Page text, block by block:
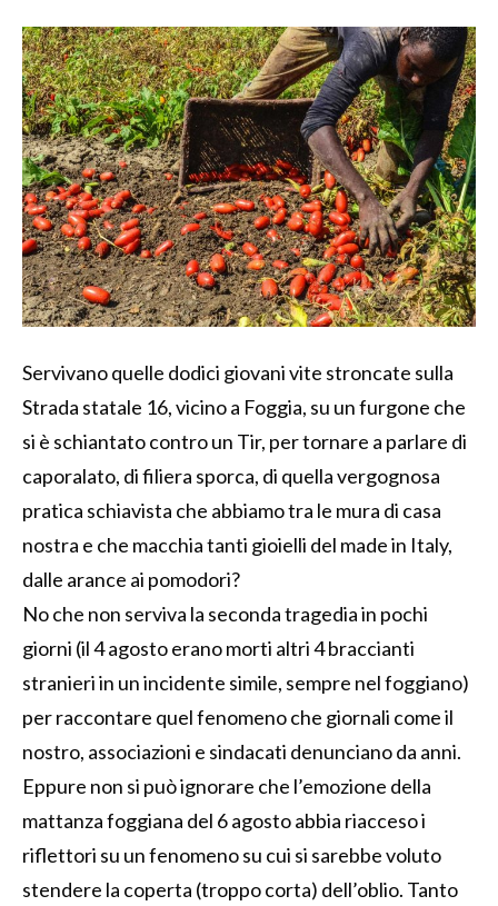
Servivano quelle dodici giovani vite stroncate sulla
Strada statale 16, vicino a Foggia, su un furgone che
si è schiantato contro un Tir, per tornare a parlare di
caporalato, di filiera sporca, di quella vergognosa
pratica schiavista che abbiamo tra le mura di casa
nostra e che macchia tanti gioielli del made in Italy,
dalle arance ai pomodori?
No che non serviva la seconda tragedia in pochi
giorni (il 4 agosto erano morti altri 4 braccianti
stranieri in un incidente simile, sempre nel foggiano)
per raccontare quel fenomeno che giornali come il
nostro, associazioni e sindacati denunciano da anni.
Eppure non si può ignorare che l’emozione della
mattanza foggiana del 6 agosto abbia riacceso i
riflettori su un fenomeno su cui si sarebbe voluto
stendere la coperta (troppo corta) dell’oblio. Tanto